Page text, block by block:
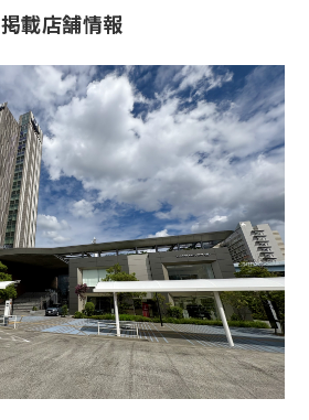
掲載店舗情報